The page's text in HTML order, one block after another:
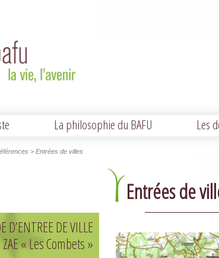
La philosophie du BAFU Les
> Entrées de villes
Entrées de
D’ENTREE DE VILLE
ZAE « Les Combets »